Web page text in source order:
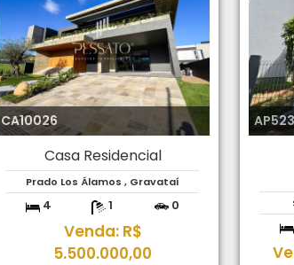
CA10026
Casa Residencial
Prado Los Álamos , Gravataí
4 1 0
Venda: R$
5.500.000,00